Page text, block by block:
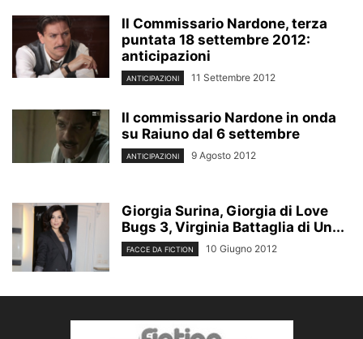
Il Commissario Nardone, terza
puntata 18 settembre 2012:
anticipazioni
ANTICIPAZIONI 11 Settembre 2012
Il commissario Nardone in onda
su Raiuno dal 6 settembre
ANTICIPAZIONI 9 Agosto 2012
Giorgia Surina, Giorgia di Love
Bugs 3, Virginia Battaglia di Un...
FACCE DA FICTION 10 Giugno 2012